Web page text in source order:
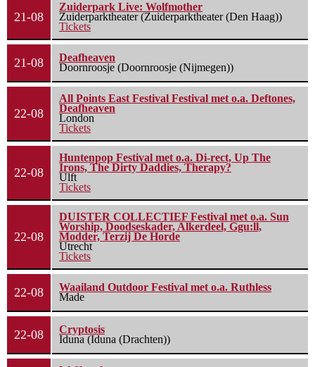
21-08
Zuiderpark Live: Wolfmother
Zuiderparktheater (Zuiderparktheater (Den Haag))
Tickets
21-08
Deafheaven
Doornroosje (Doornroosje (Nijmegen))
22-08
All Points East Festival Festival met o.a. Deftones,
Deafheaven
London
Tickets
22-08
Huntenpop Festival met o.a. Di-rect, Up The
Irons, The Dirty Daddies, Therapy?
Ulft
Tickets
22-08
DUISTER COLLECTIEF Festival met o.a. Sun
Worship, Doodseskader, Alkerdeel, Ggu:ll,
Modder, Terzij De Horde
Utrecht
Tickets
22-08
Waailand Outdoor Festival met o.a. Ruthless
Made
22-08
Cryptosis
Iduna (Iduna (Drachten))